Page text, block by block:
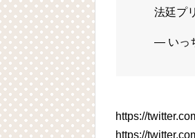
法廷プ
— いっ
https://
https://